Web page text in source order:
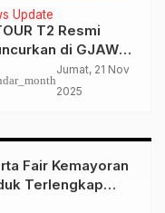
Update
T2 Resmi
di GJAW
Harga Rp 568 juta
Jumat, 21 Nov
2025
Fair Kemayoran
Terlengkap